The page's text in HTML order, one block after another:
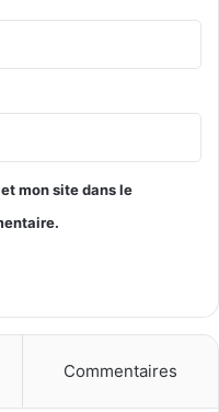
mon site dans le
Commentaires